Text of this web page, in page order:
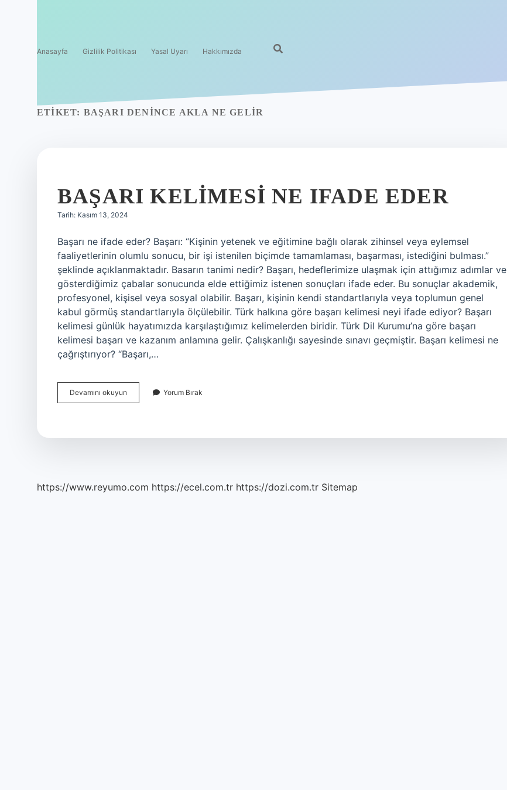
Anasayfa Gizlilik Politikası Yasal Uyarı Hakkımızda
ETIKET: BAŞARI DENINCE AKLA NE GELIR
BAŞARI KELIMESI NE IFADE EDER
Tarih: Kasım 13, 2024
Başarı ne ifade eder? Başarı: “Kişinin yetenek ve eğitimine bağlı olarak zihinsel veya eylemsel
faaliyetlerinin olumlu sonucu, bir işi istenilen biçimde tamamlaması, başarması, istediğini bulması.”
şeklinde açıklanmaktadır. Basarın tanimi nedir? Başarı, hedeflerimize ulaşmak için attığımız adımlar ve
gösterdiğimiz çabalar sonucunda elde ettiğimiz istenen sonuçları ifade eder. Bu sonuçlar akademik,
profesyonel, kişisel veya sosyal olabilir. Başarı, kişinin kendi standartlarıyla veya toplumun genel
kabul görmüş standartlarıyla ölçülebilir. Türk halkına göre başarı kelimesi neyi ifade ediyor? Başarı
kelimesi günlük hayatımızda karşılaştığımız kelimelerden biridir. Türk Dil Kurumu’na göre başarı
kelimesi başarı ve kazanım anlamına gelir. Çalışkanlığı sayesinde sınavı geçmiştir. Başarı kelimesi ne
çağrıştırıyor? “Başarı,…
Devamını okuyun
Kelimesi
Yorum Bırak
https://www.reyumo.com https://ecel.com.tr https://dozi.com.tr Sitemap